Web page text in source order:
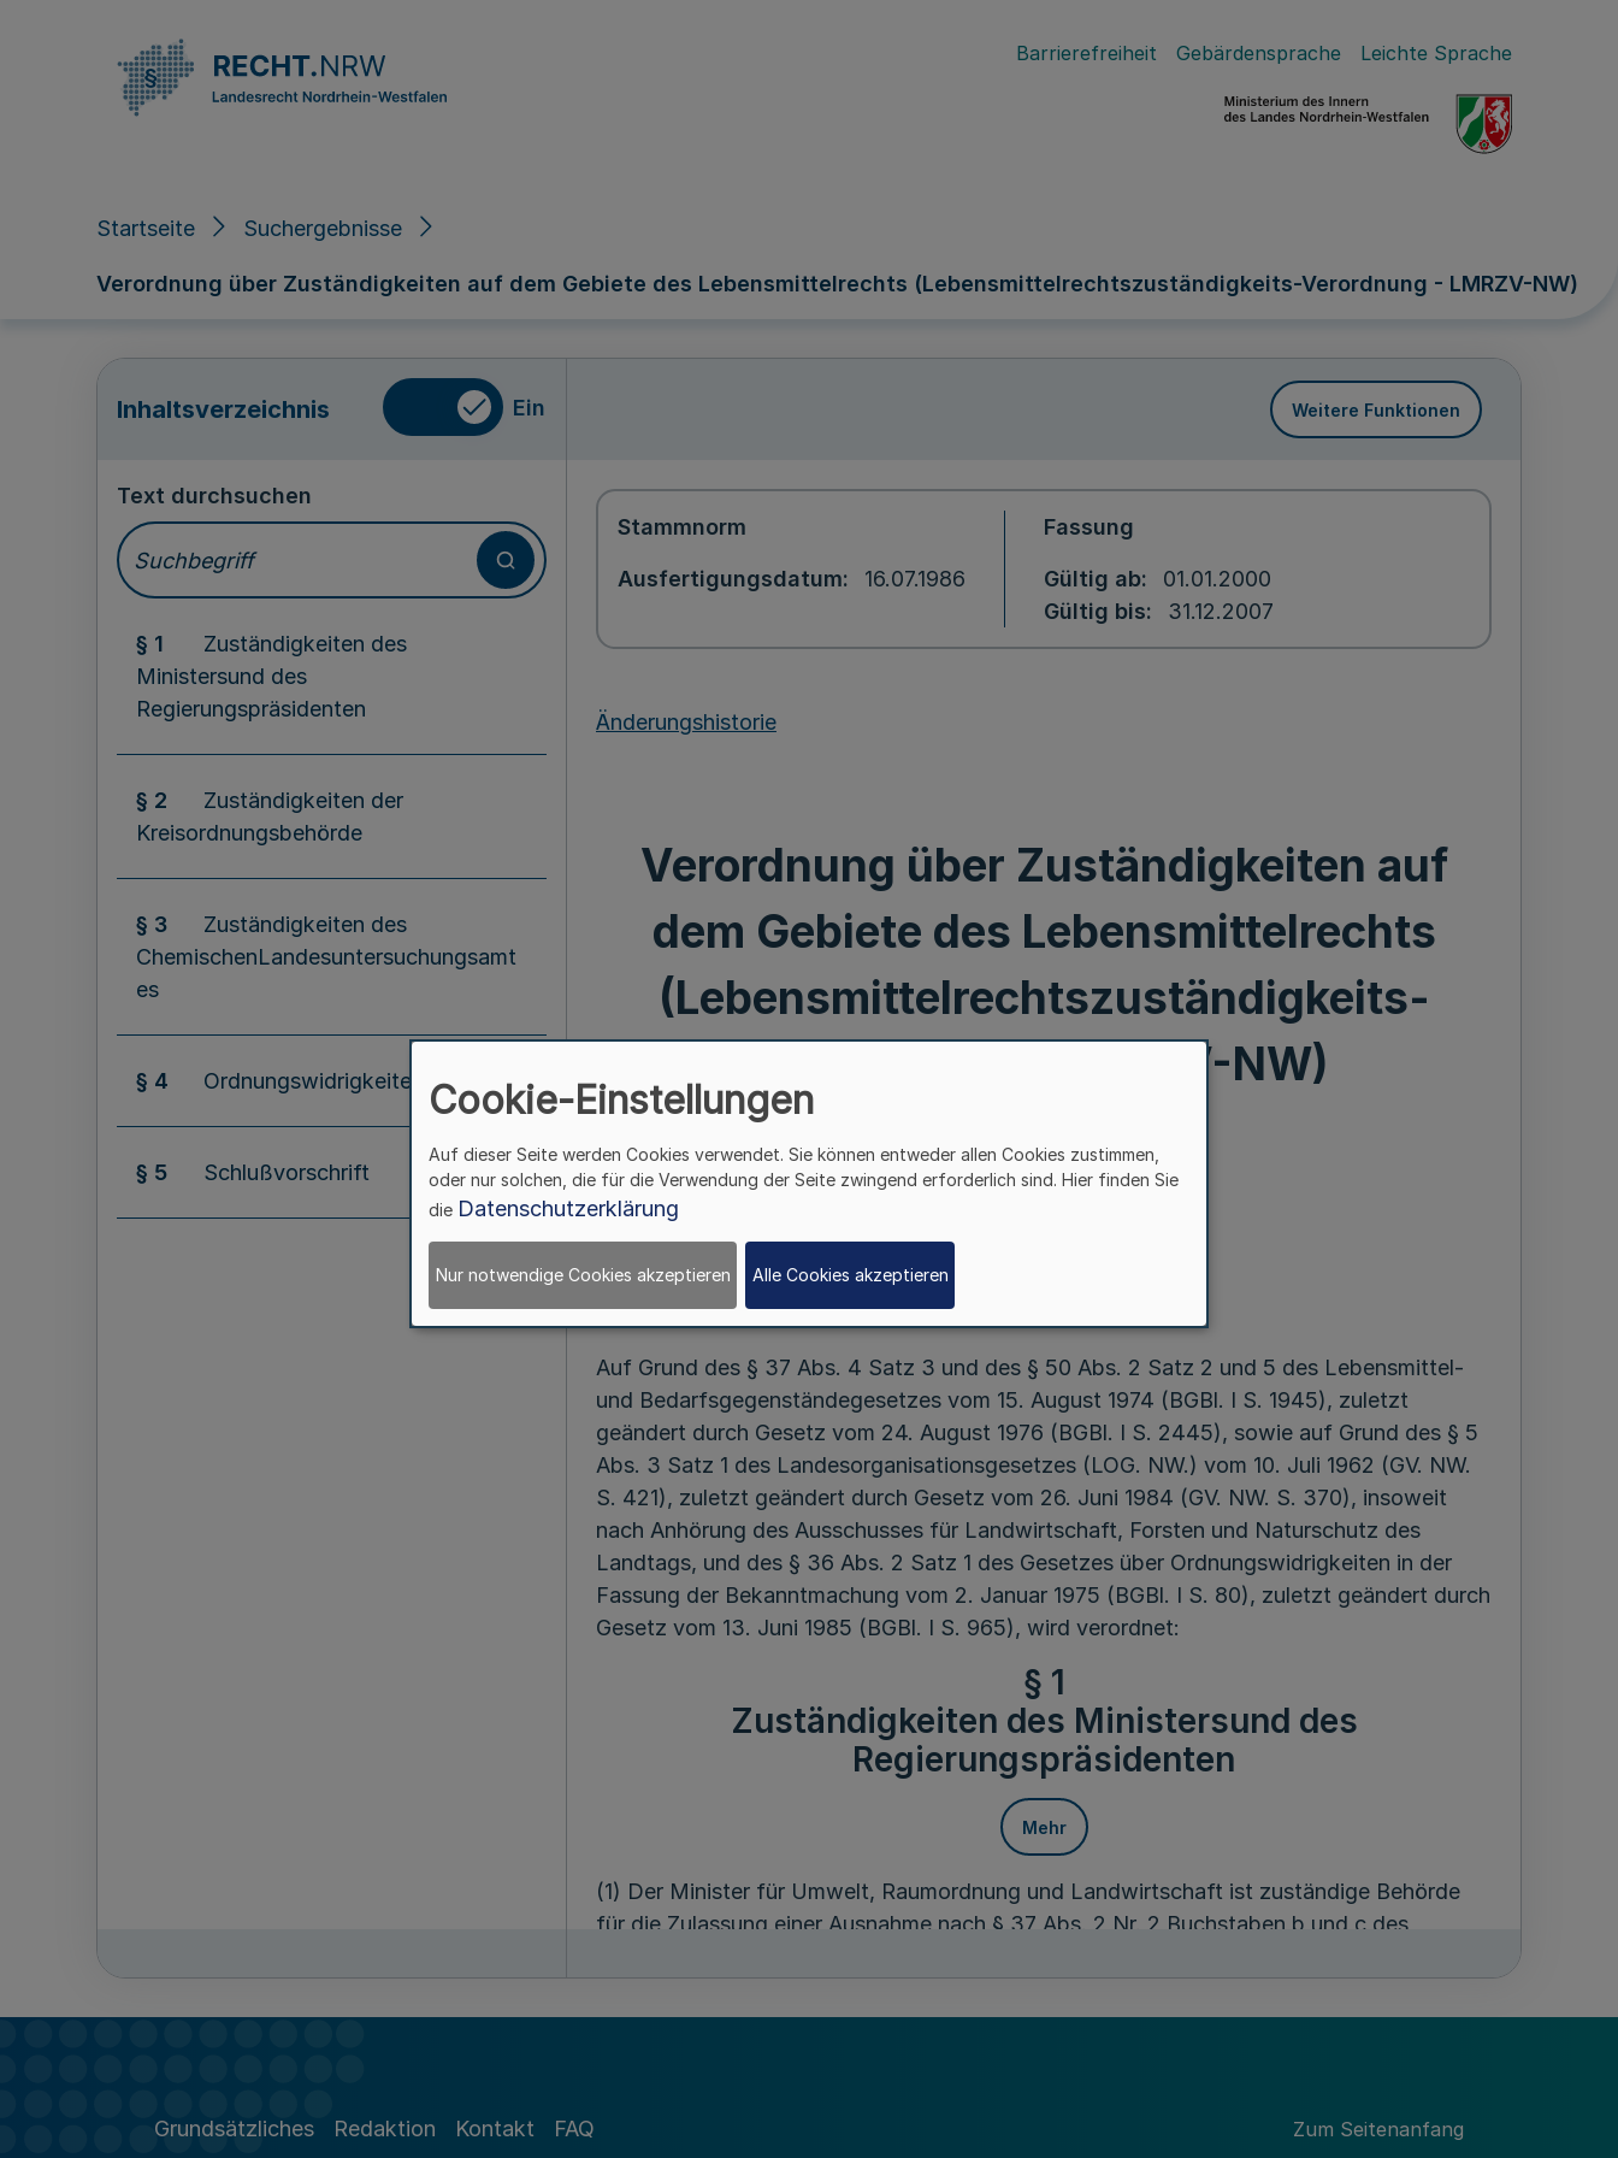
Barrierefreiheit Gebärdensprache Leichte Sprache
Startseite Suchergebnisse
Verordnung über Zuständigkeiten auf dem Gebiete des Lebensmittelrechts (Lebensmittelrechtszuständigkeits-Verordnung - LMRZV-NW)
Inhaltsverzeichnis Ein Weitere Funktionen
Text durchsuchen
§ 1
Zuständigkeiten des
Ministersund des
Regierungspräsidenten
§ 2
Zuständigkeiten der
Kreisordnungsbehörde
§ 3
Zuständigkeiten des
ChemischenLandesuntersuchungsamt
es
§ 4 Ordnungswidrigkeiten
§ 5 Schlußvorschrift
Stammnorm
Ausfertigungsdatum 16.07.1986
Fassung
Gültig ab
01.01.2000
Gültig bis
31.12.2007
Änderungshistorie
Verordnung über Zuständigkeiten auf
dem Gebiete des Lebensmittelrechts
(Lebensmittelrechtszuständigkeits-
Verordnung - LMRZV-NW)
Vom 16. Juli 1986
Auf Grund des § 37 Abs. 4 Satz 3 und des § 50 Abs. 2 Satz 2 und 5 des Lebensmittel-
und Bedarfsgegenständegesetzes vom 15. August 1974 (BGBl. I S. 1945), zuletzt
geändert durch Gesetz vom 24. August 1976 (BGBl. I S. 2445), sowie auf Grund des § 5
Abs. 3 Satz 1 des Landesorganisationsgesetzes (LOG. NW.) vom 10. Juli 1962 (GV. NW.
S. 421), zuletzt geändert durch Gesetz vom 26. Juni 1984 (GV. NW. S. 370), insoweit
nach Anhörung des Ausschusses für Landwirtschaft, Forsten und Naturschutz des
Landtags, und des § 36 Abs. 2 Satz 1 des Gesetzes über Ordnungswidrigkeiten in der
Fassung der Bekanntmachung vom 2. Januar 1975 (BGBl. I S. 80), zuletzt geändert durch
Gesetz vom 13. Juni 1985 (BGBl. I S. 965), wird verordnet:
§ 1
Zuständigkeiten des Ministersund des
Regierungspräsidenten
Mehr
(1) Der Minister für Umwelt, Raumordnung und Landwirtschaft ist zuständige Behörde
für die Zulassung einer Ausnahme nach § 37 Abs. 2 Nr. 2 Buchstaben b und c des
Polizei, des Katastrophenschutzes, des Warn- und Alarmdienstes und der sonstigen
Grundsätzliches Redaktion Kontakt FAQ Zum Seitenanfang
Cookie-Einstellungen
Auf dieser Seite werden Cookies verwendet. Sie können entweder allen Cookies zustimmen,
oder nur solchen, die für die Verwendung der Seite zwingend erforderlich sind. Hier finden Sie
die Datenschutzerklärung
Nur notwendige Cookies akzeptieren Alle Cookies akzeptieren